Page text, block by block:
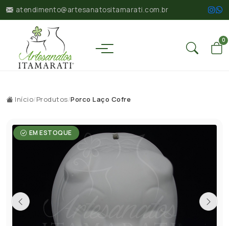
atendimento@artesanatositamarati.com.br
0
Início/Produtos/Porco Laço Cofre
EM ESTOQUE